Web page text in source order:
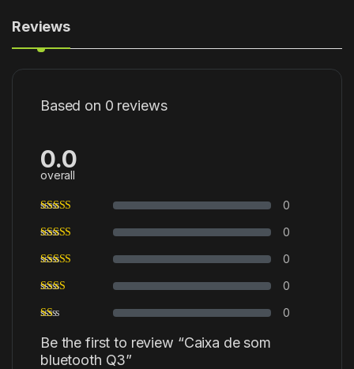
Reviews
Based on 0 reviews
0.0
overall
0
0
0
0
0
Be the first to review “Caixa de som
bluetooth Q3”